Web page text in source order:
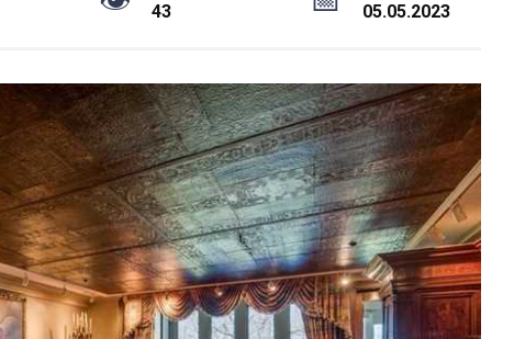
43 05.05.2023